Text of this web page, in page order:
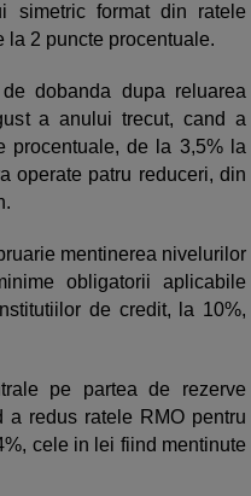
simetric format din ratele
la 2 puncte procentuale.
dobanda dupa reluarea
a anului trecut, cand a
procentuale, de la 3,5% la
operate patru reduceri, din
mentinerea nivelurilor
obligatorii aplicabile
de credit, la 10%,
pe partea de rezerve
a redus ratele RMO pentru
cele in lei fiind mentinute